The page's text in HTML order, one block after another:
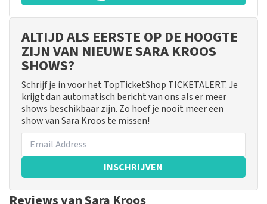
ALTIJD ALS EERSTE OP DE HOOGTE
ZIJN VAN NIEUWE SARA KROOS
SHOWS?
Schrijf je in voor het TopTicketShop TICKETALERT. Je
krijgt dan automatisch bericht van ons als er meer
shows beschikbaar zijn. Zo hoef je nooit meer een
show van Sara Kroos te missen!
INSCHRIJVEN